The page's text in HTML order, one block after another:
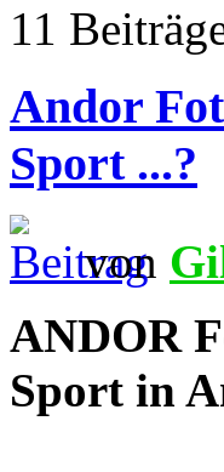
11
Andor
Sport ...?
von
ANDOR
Sport in